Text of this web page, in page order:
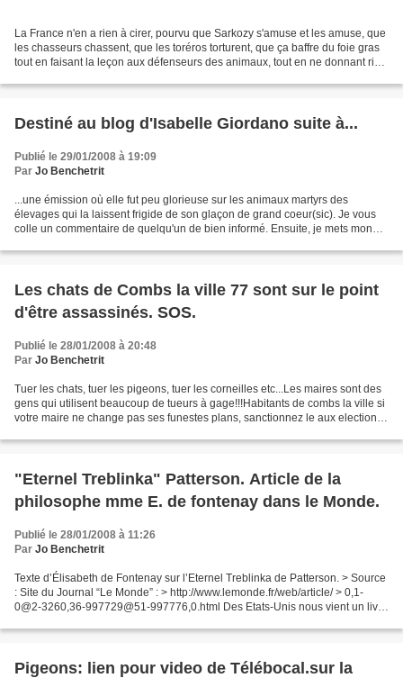
La France n'en a rien à cirer, pourvu que Sarkozy s'amuse et les amuse, que
les chasseurs chassent, que les toréros torturent, que ça baffre du foie gras
tout en faisant la leçon aux défenseurs des animaux, tout en ne donnant rien
Destiné au blog d'Isabelle Giordano suite à...
Publié le 29/01/2008 à 19:09
Par Jo Benchetrit
...une émission où elle fut peu glorieuse sur les animaux martyrs des
élevages qui la laissent frigide de son glaçon de grand coeur(sic). Je vous
colle un commentaire de quelqu'un de bien informé. Ensuite, je mets mon
Les chats de Combs la ville 77 sont sur le point
d'être assassinés. SOS.
Publié le 28/01/2008 à 20:48
Par Jo Benchetrit
Tuer les chats, tuer les pigeons, tuer les corneilles etc...Les maires sont des
gens qui utilisent beaucoup de tueurs à gage!!!Habitants de combs la ville si
votre maire ne change pas ses funestes plans, sanctionnez le aux elections.
"Eternel Treblinka" Patterson. Article de la
philosophe mme E. de fontenay dans le Monde.
Publié le 28/01/2008 à 11:26
Par Jo Benchetrit
Texte d’Élisabeth de Fontenay sur l’Eternel Treblinka de Patterson. > Source
: Site du Journal “Le Monde” : > http://www.lemonde.fr/web/article/ > 0,1-
0@2-3260,36-997729@51-997776,0.html Des Etats-Unis nous vient un livre
Pigeons: lien pour video de Télébocal.sur la